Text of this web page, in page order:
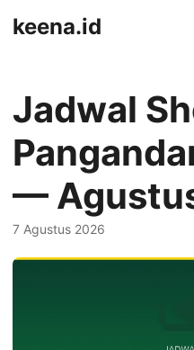
keena.id
Jadwal
—
7 Agustus 2026